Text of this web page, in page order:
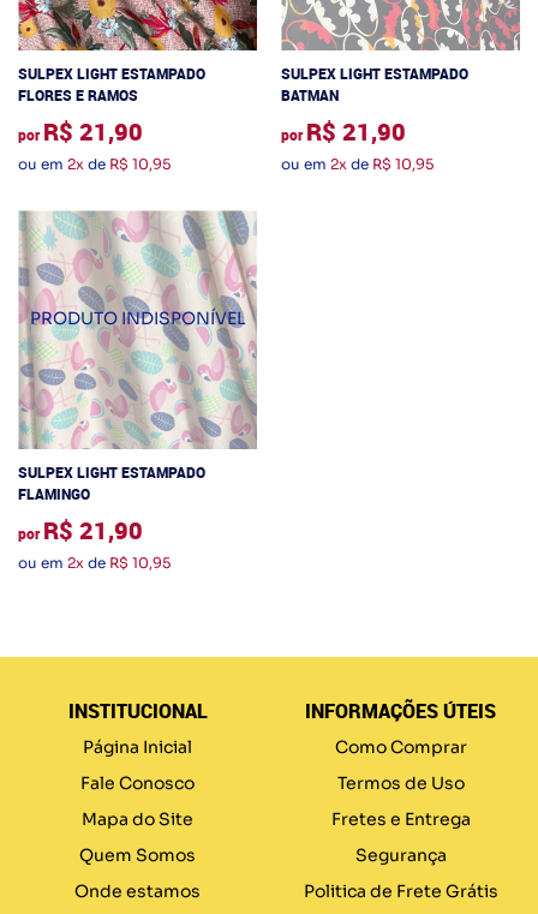
SULPEX LIGHT ESTAMPADO
FLORES E RAMOS
por R$ 21,90
ou em 2x de R$ 10,95
SULPEX LIGHT ESTAMPADO
BATMAN
por R$ 21,90
ou em 2x de R$ 10,95
SULPEX LIGHT ESTAMPADO
FLAMINGO
por R$ 21,90
ou em 2x de R$ 10,95
INSTITUCIONAL
Página Inicial
Fale Conosco
Mapa do Site
Quem Somos
Onde estamos
INFORMAÇÕES ÚTEIS
Como Comprar
Termos de Uso
Fretes e Entrega
Segurança
Politica de Frete Grátis